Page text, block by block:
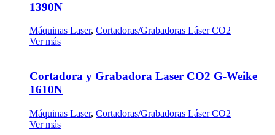
1390N
Máquinas Laser, Cortadoras/Grabadoras Láser CO2
Ver más
Cortadora y Grabadora Laser CO2 G-Weike
1610N
Máquinas Laser, Cortadoras/Grabadoras Láser CO2
Ver más